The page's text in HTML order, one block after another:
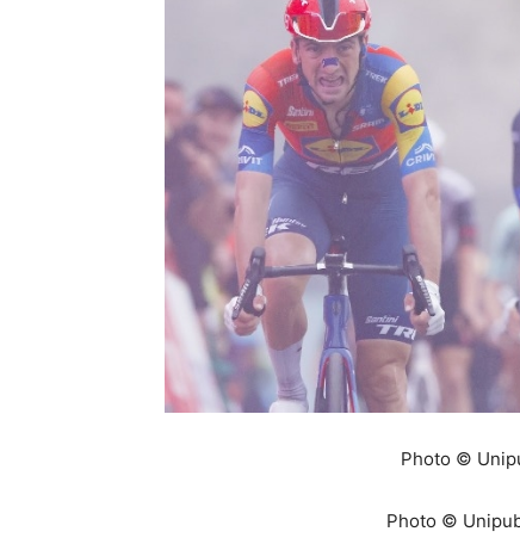
Photo ©
Photo ©